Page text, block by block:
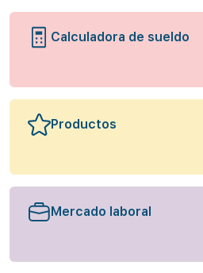
Calculadora de sueldo
Productos
Mercado laboral